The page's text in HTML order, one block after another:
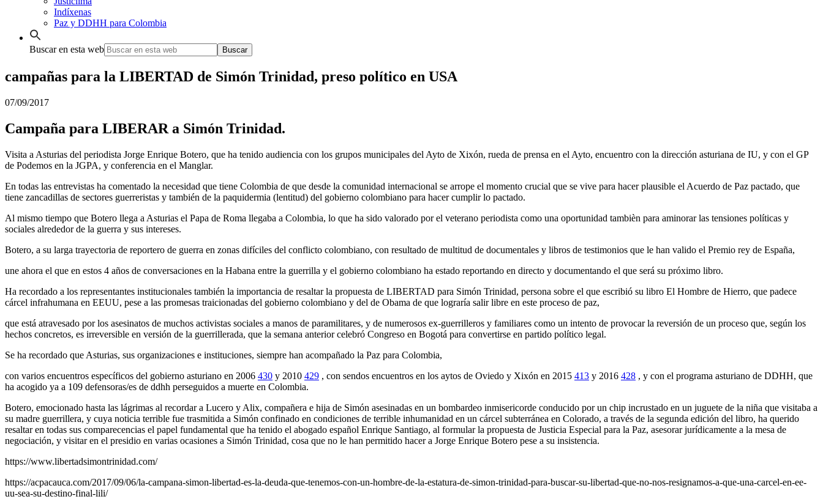
Indíxenas
Paz y DDHH para Colombia
Buscar en esta web
campañas para la LIBERTAD de Simón Trinidad, preso político en USA
07/09/2017
Campaña para LIBERAR a Simón Trinidad.
Visita a Asturias del periodista Jorge Enrique Botero, que ha tenido audiencia con los grupos municipales del Ayto de Xixón, rueda de prensa en el Ayto, encuentro con la dirección asturiana de IU, y con el GP
de Podemos en la JGPA, y conferencia en el Manglar.
En todas las entrevistas ha comentado la necesidad que tiene Colombia de que desde la comunidad internacional se arrope el momento crucial que se vive para hacer plausible el Acuerdo de Paz pactado, que
tiene zancadillas de sectores guerreristas y también de la paquidermia (lentitud) del gobierno colombiano para hacer cumplir lo pactado.
Al mismo tiempo que Botero llega a Asturias el Papa de Roma llegaba a Colombia, lo que ha sido valorado por el veterano periodista como una oportunidad tambièn para aminorar las tensiones políticas y
sociales alrededor de la guerra y sus intereses.
Botero, a su larga trayectoria de reportero de guerra en zonas difíciles del conflicto colombiano, con resultado de multitud de documentales y libros de testimonios que le han valido el Premio rey de España,
une ahora el que en estos 4 años de conversaciones en la Habana entre la guerrilla y el gobierno colombiano ha estado reportando en directo y documentando el que será su próximo libro.
Ha recordado a los representantes institucionales también la importancia de resaltar la propuesta de LIBERTAD para Simón Trinidad, persona sobre el que escribió su libro El Hombre de Hierro, que padece
cárcel infrahumana en EEUU, pese a las promesas traicionadas del gobierno colombiano y del de Obama de que lograría salir libre en este proceso de paz,
que está atravesado por los asesinatos de muchos activistas sociales a manos de paramilitares, y de numerosos ex-guerrilleros y familiares como un intento de provocar la reversión de un proceso que, según los
hechos concretos, es irreversible en versión de la guerrillerada, que la semana anterior celebró Congreso en Bogotá para convertirse en partido político legal.
Se ha recordado que Asturias, sus organizaciones e instituciones, siempre han acompañado la Paz para Colombia,
con varios encuentros específicos del gobierno asturiano en 2006 430 y 2010 429 , con sendos encuentros en los aytos de Oviedo y Xixón en 2015 413 y 2016 428 , y con el programa asturiano de DDHH, que
ha acogido ya a 109 defensoras/es de ddhh perseguidos a muerte en Colombia.
Botero, emocionado hasta las lágrimas al recordar a Lucero y Alix, compañera e hija de Simón asesinadas en un bombardeo inmisericorde conducido por un chip incrustado en un juguete de la niña que visitaba a
su madre guerrillera, y cuya noticia terrible fue trasmitida a Simón confinado en condiciones de terrible inhumanidad en un cárcel subterránea en Colorado, a través de la segunda edición del libro, ha querido
resaltar en todas sus comparecencias el papel fundamental que ha tenido el abogado español Enrique Santiago, al formular la propuesta de Justicia Especial para la Paz, asesorar jurídicamente a la mesa de
negociación, y visitar en el presidio en varias ocasiones a Simón Trinidad, cosa que no le han permitido hacer a Jorge Enrique Botero pese a su insistencia.
https://www.libertadsimontrinidad.com/
https://acpacauca.com/2017/09/06/la-campana-simon-libertad-es-la-deuda-que-tenemos-con-un-hombre-de-la-estatura-de-simon-trinidad-para-buscar-su-libertad-que-no-nos-resignamos-a-que-una-carcel-en-ee-
uu-sea-su-destino-final-lili/